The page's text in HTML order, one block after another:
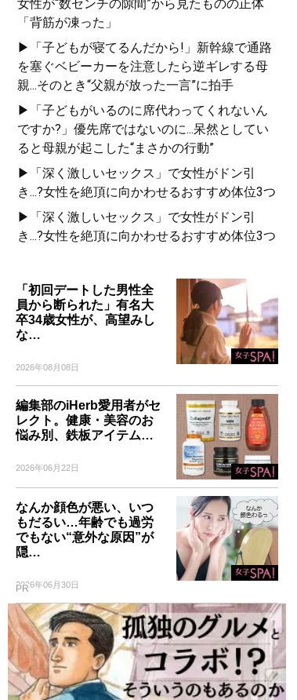
女性が“数センチの隙間”から見たものの正体
「背筋が凍った」
▶「子どもが寝てるんだから!」新幹線で通路
を塞ぐベビーカーを注意したら逆ギレする母
親...そのとき“父親が放った一言”に拍手
▶「子どもがいるのに席代わってくれないん
ですか?」優先席ではないのに...呆然としてい
ると母親が起こした“まさかの行動”
▶「深く激しいセックス」で女性がドン引
き...?女性を絶頂に向かわせるおすすめ体位3つ
▶「深く激しいセックス」で女性がドン引
き...?女性を絶頂に向かわせるおすすめ体位3つ
「初回デートした男性全
員から断られた」有名大
卒34歳女性が、高望みし
な…
2026年08月08日
編集部のiHerb愛用者がセ
レクト。健康・美容のお
悩み別、鉄板アイテム…
2026年06月22日
なんか顔色が悪い、いつ
もだるい…年齢でも過労
でもない“意外な原因”が
隠…
2026年06月30日
PR